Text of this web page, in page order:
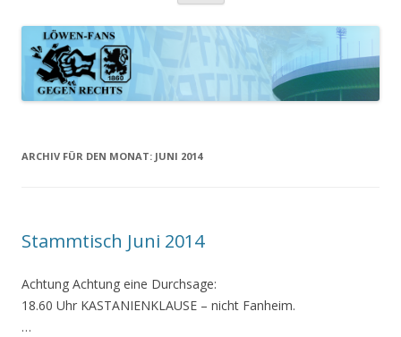
springen
ARCHIV FÜR DEN MONAT: JUNI 2014
Stammtisch Juni 2014
Achtung Achtung eine Durchsage:
18.60 Uhr KASTANIENKLAUSE – nicht Fanheim.
…